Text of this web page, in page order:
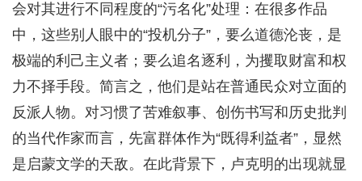
会对其进行不同程度的“污名化”处理：在很多作品
中，这些别人眼中的“投机分子”，要么道德沦丧，是
极端的利己主义者；要么追名逐利，为攫取财富和权
力不择手段。简言之，他们是站在普通民众对立面的
反派人物。对习惯了苦难叙事、创伤书写和历史批判
的当代作家而言，先富群体作为“既得利益者”，显然
是启蒙文学的天敌。在此背景下，卢克明的出现就显